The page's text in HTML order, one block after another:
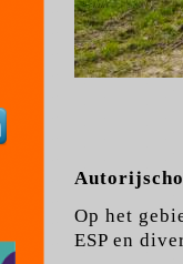
Op het
ESP en